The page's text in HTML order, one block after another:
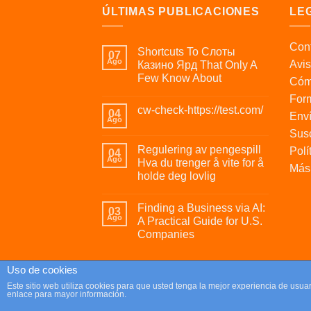
ÚLTIMAS PUBLICACIONES
07
Ago
Shortcuts To Слоты
Казино Ярд That Only A
Few Know About
04
Ago
cw-check-https://test.com/
04
Ago
Regulering av pengespill
Hva du trenger å vite for å
holde deg lovlig
03
Ago
Finding a Business via AI:
A Practical Guide for U.S.
Companies
Copyright 2026 ©Parafrikis.com
Tienda de regalos originales y muy frikis.
Uso de cookies
Este sitio web utiliza cookies para que usted tenga la mejor experiencia de
enlace para mayor información.